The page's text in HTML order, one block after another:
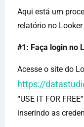
Aqui está um
relatório no
#1: Faça login no
Acesse o site do
https://
“USE IT FOR
inserindo as